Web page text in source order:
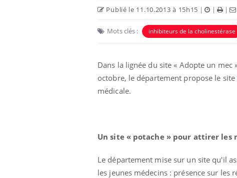
Publié le 11.10.2013 à 15h15 | | |
Mots clés : inhibiteurs de la cholinestérase
Dans la lignée du site « Adopte un
octobre, le département propose le site
médicale.
Un site « potache » pour attirer les
Le département mise sur un site qu'il
les jeunes médecins : présence sur